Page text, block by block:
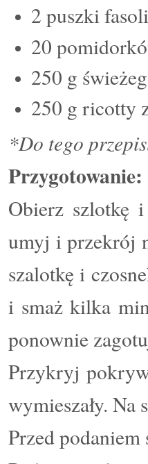
2 puszki
20
250 g
250 g ricotty
*Do tego
Przygotowanie:
Obierz szlotkę
umyj i przekrój
szalotkę i
i smaż kilka
ponownie
Przykryj
wymieszały.
Przed